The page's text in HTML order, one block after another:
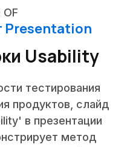
OF
Presentation
Usability
тестирования
продуктов, слайд
в презентации
метод